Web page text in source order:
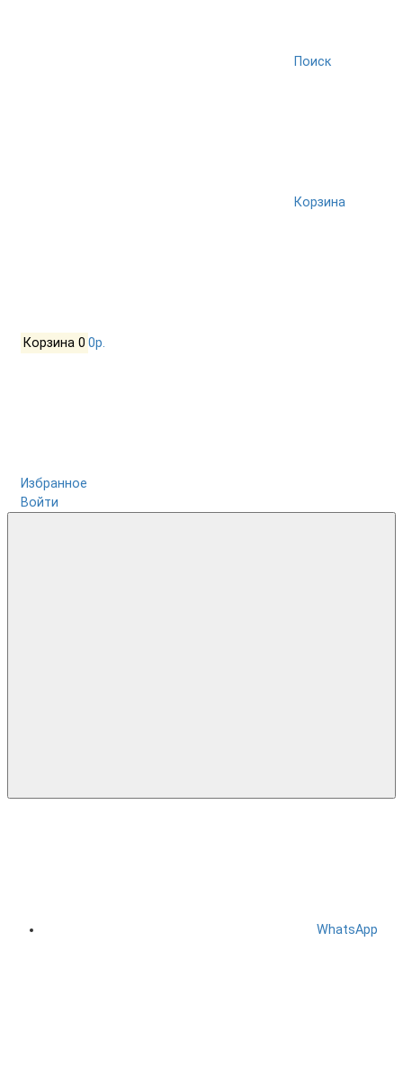
Поиск
Корзина
Корзина 0 0р.
Избранное
Войти
WhatsApp